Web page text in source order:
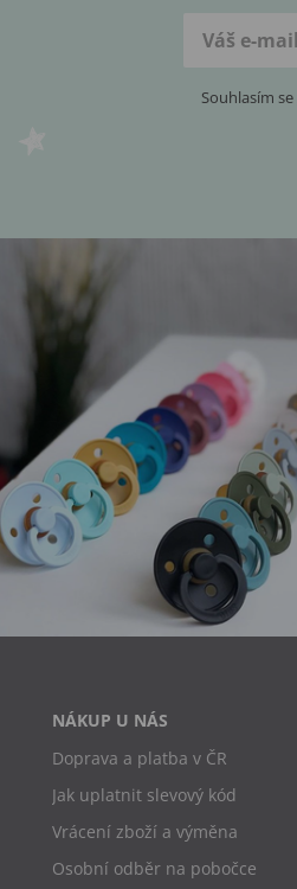
Souhlasím se
NÁKUP U NÁS
Doprava a platba v ČR
Jak uplatnit slevový kód
Vrácení zboží a výměna
Osobní odběr na pobočce